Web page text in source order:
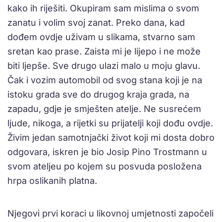
kako ih riješiti. Okupiram sam mislima o svom
zanatu i volim svoj zanat. Preko dana, kad
dođem ovdje uživam u slikama, stvarno sam
sretan kao prase. Zaista mi je lijepo i ne može
biti ljepše. Sve drugo ulazi malo u moju glavu.
Čak i vozim automobil od svog stana koji je na
istoku grada sve do drugog kraja grada, na
zapadu, gdje je smješten atelje. Ne susrećem
ljude, nikoga, a rijetki su prijatelji koji dođu ovdje.
Živim jedan samotnjački život koji mi dosta dobro
odgovara, iskren je bio Josip Pino Trostmann u
svom ateljeu po kojem su posvuda posložena
hrpa oslikanih platna.
Njegovi prvi koraci u likovnoj umjetnosti započeli